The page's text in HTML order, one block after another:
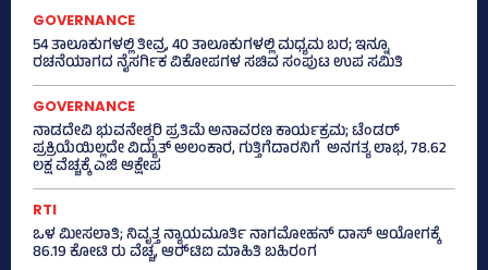
GOVERNANCE
54 ತಾಲೂಕುಗಳಲ್ಲಿ ತೀವ್ರ, 40 ತಾಲೂಕುಗಳಲ್ಲಿ ಮಧ್ಯಮ ಬರ; ಇನ್ನೂ
ರಚನೆಯಾಗದ ನೈಸರ್ಗಿಕ ವಿಕೋಪಗಳ ಸಚಿವ ಸಂಪುಟ ಉಪ ಸಮಿತಿ
GOVERNANCE
ನಾಡದೇವಿ ಭುವನೇಶ್ವರಿ ಪ್ರತಿಮೆ ಅನಾವರಣ ಕಾರ್ಯಕ್ರಮ; ಟೆಂಡರ್
ಪ್ರಕ್ರಿಯೆಯಿಲ್ಲದೇ ವಿದ್ಯುತ್‌ ಅಲಂಕಾರ, ಗುತ್ತಿಗೆದಾರನಿಗೆ ಅನಗತ್ಯ ಲಾಭ, 78.62
ಲಕ್ಷ ವೆಚ್ಚಕ್ಕೆ ಎಜಿ ಆಕ್ಷೇಪ
RTI
ಒಳ ಮೀಸಲಾತಿ; ನಿವೃತ್ತ ನ್ಯಾಯಮೂರ್ತಿ ನಾಗಮೋಹನ್ ದಾಸ್ ಆಯೋಗಕ್ಕೆ
86.19 ಕೋಟಿ ರು ವೆಚ್ಚ, ಆರ್‍‌ಟಿಐ ಮಾಹಿತಿ ಬಹಿರಂಗ